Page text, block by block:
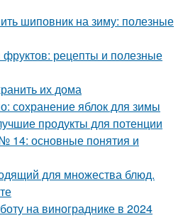
шиповник на зиму: полезные
рецепты и полезные
их дома
сохранение яблок для зимы
продукты для потенции
14: основные понятия и
для множества блюд.
на винограднике в 2024